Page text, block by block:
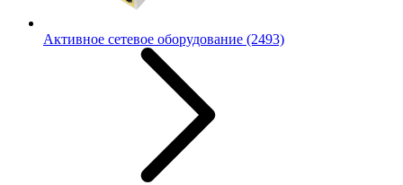
Активное сетевое оборудование (2493)